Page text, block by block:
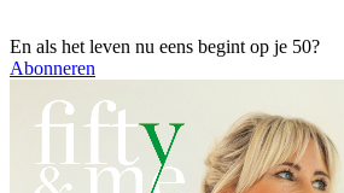
En als het leven nu eens begint op je 50?
Abonneren